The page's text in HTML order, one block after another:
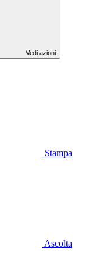
Vedi azioni
Stampa
Ascolta